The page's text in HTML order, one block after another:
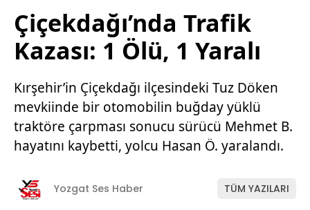
Çiçekdağı’nda Trafik
Kazası: 1 Ölü, 1 Yaralı
Kırşehir’in Çiçekdağı ilçesindeki Tuz Döken
mevkiinde bir otomobilin buğday yüklü
traktöre çarpması sonucu sürücü Mehmet B.
hayatını kaybetti, yolcu Hasan Ö. yaralandı.
Yozgat Ses Haber TÜM YAZILARI